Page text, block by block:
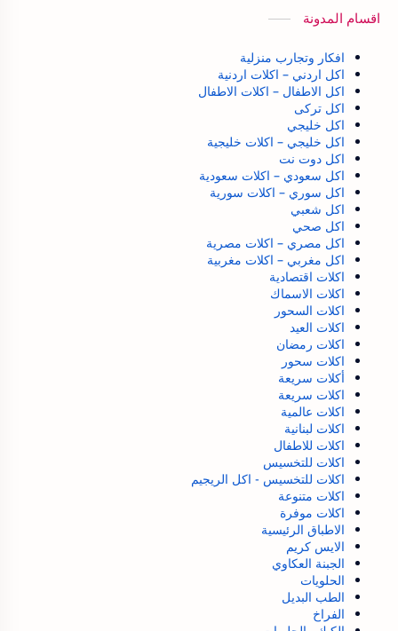
اقسام المدونة
افكار وتجارب منزلية
اكل اردني – اكلات اردنية
اكل الاطفال – اكلات الاطفال
اكل تركى
اكل خليجي
اكل خليجي – اكلات خليجية
اكل دوت نت
اكل سعودي – اكلات سعودية
اكل سوري – اكلات سورية
اكل شعبي
اكل صحي
اكل مصري – اكلات مصرية
اكل مغربي – اكلات مغربية
اكلات اقتصادية
اكلات الاسماك
اكلات السحور
اكلات العيد
اكلات رمضان
اكلات سحور
أكلات سريعة
اكلات سريعة
اكلات عالمية
اكلات لبنانية
اكلات للاطفال
اكلات للتخسيس
اكلات للتخسيس - اكل الريجيم
اكلات متنوعة
اكلات موفرة
الاطباق الرئيسية
الايس كريم
الجبنة العكاوي
الحلويات
الطب البديل
الفراخ